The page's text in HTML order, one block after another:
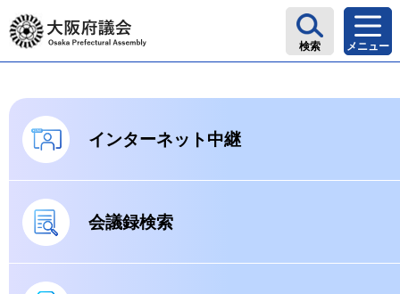
大阪府議会
検索 メニュー
インターネット中継
会議録検索